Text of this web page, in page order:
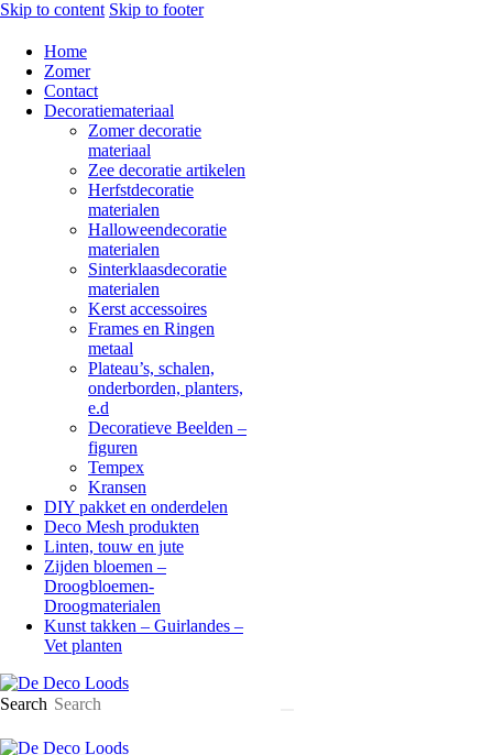
Skip to content Skip to footer
Home
Zomer
Contact
Decoratiemateriaal
Zomer decoratie
materiaal
Zee decoratie artikelen
Herfstdecoratie
materialen
Halloweendecoratie
materialen
Sinterklaasdecoratie
materialen
Kerst accessoires
Frames en Ringen
metaal
Plateau’s, schalen,
onderborden, planters,
e.d
Decoratieve Beelden –
figuren
Tempex
Kransen
DIY pakket en onderdelen
Deco Mesh produkten
Linten, touw en jute
Zijden bloemen –
Droogbloemen-
Droogmaterialen
Kunst takken – Guirlandes –
Vet planten
Search